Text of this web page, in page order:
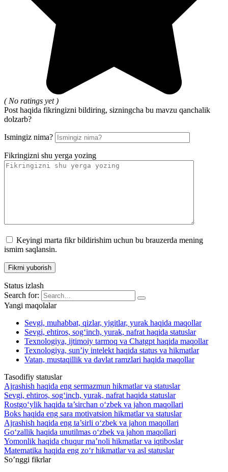
( No ratings yet )
Post haqida fikringizni bildiring, sizningcha bu mavzu qanchalik
dolzarb?
Ismingiz nima?
Fikringizni shu yerga yozing
Keyingi marta fikr bildirishim uchun bu brauzerda mening
ismim saqlansin.
Status izlash
Search for:
Yangi maqolalar
Sevgi, muhabbat, qizlar, yigitlar, yurak haqida maqollar
Sevgi, ehtiros, sog‘inch, yurak, nafrat haqida statuslar
Texnologiya, ijtimoiy tarmoq va Chatgpt haqida maqollar
Texnologiya, sun’iy intelekt haqida status va hikmatlar
Vatan, mustaqillik va davlat ramzlari haqida maqollar
Tasodifiy statuslar
Ajrashish haqida eng sermazmun hikmatlar va statuslar
Sevgi, ehtiros, sog‘inch, yurak, nafrat haqida statuslar
Rostgo‘ylik haqida ta’sirchan o‘zbek va jahon maqollari
Boks haqida eng sara motivatsion hikmatlar va statuslar
Ajrashish haqida eng ta’sirli o‘zbek va jahon maqollari
Go‘zallik haqida unutilmas o‘zbek va jahon maqollari
Yomonlik haqida chuqur ma’noli hikmatlar va iqtiboslar
Matematika haqida eng zo‘r hikmatlar va asl statuslar
So’nggi fikrlar